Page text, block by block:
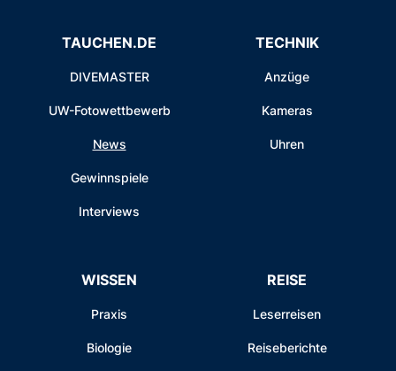
TAUCHEN.DE
DIVEMASTER
UW-Fotowettbewerb
News
Gewinnspiele
Interviews
TECHNIK
Anzüge
Kameras
Uhren
WISSEN
Praxis
Biologie
REISE
Leserreisen
Reiseberichte